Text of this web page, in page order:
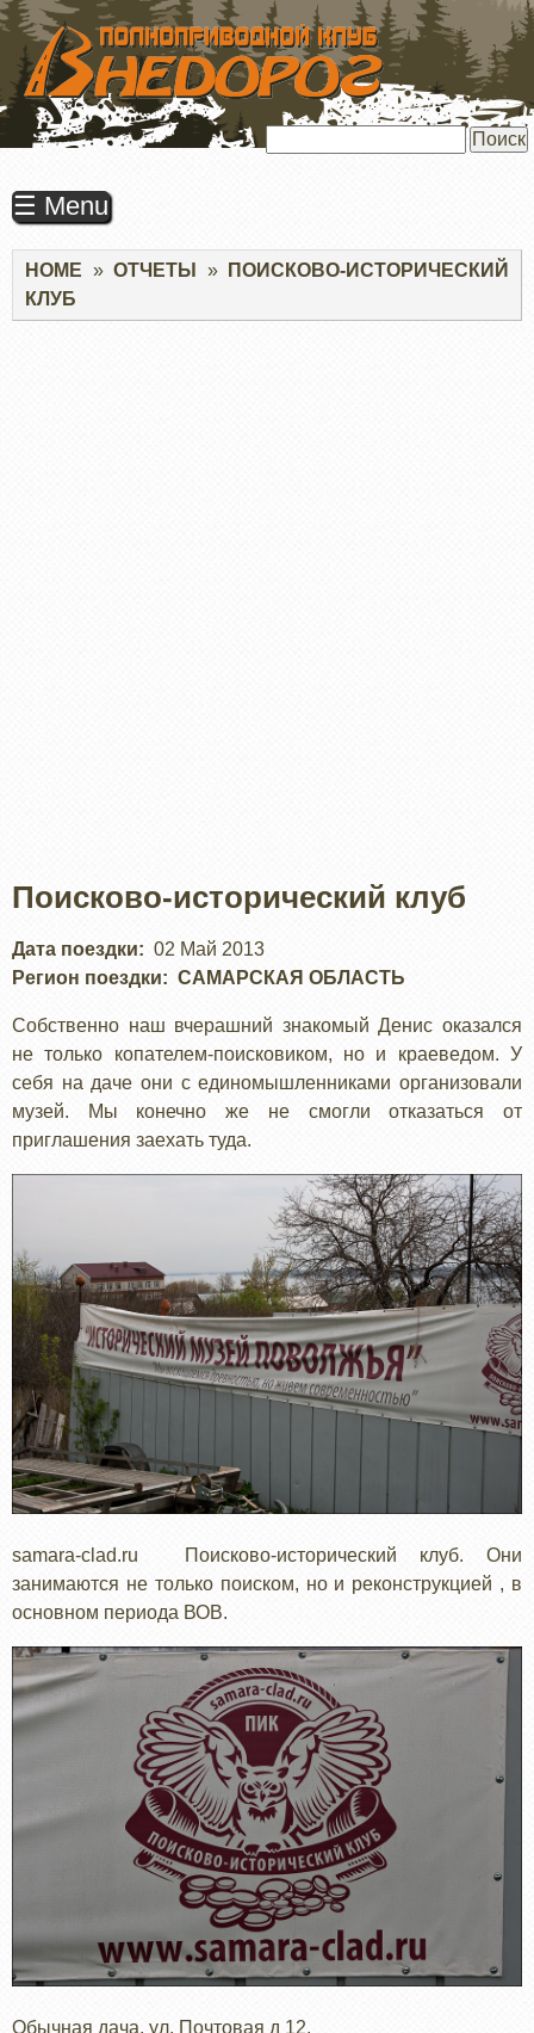
ПЕРЕЙТИ
ОСНОВНОМУ
СОДЕРЖАНИЮ
☰ Menu
Строка
навигации
HOME ОТЧЕТЫ
ПОИСКОВО-ИСТОРИЧЕСКИЙ
КЛУБ
Поисково-исторический клуб
Дата поездки
02 Май 2013
Регион поездки
САМАРСКАЯ ОБЛАСТЬ
Собственно наш вчерашний знакомый Денис оказался
не только копателем-поисковиком, но и краеведом. У
себя на даче они с единомышленниками организовали
музей. Мы конечно же не смогли отказаться от
приглашения заехать туда.
samara-clad.ru Поисково-исторический клуб. Они
занимаются не только поиском, но и реконструкцией , в
основном периода ВОВ.
Обычная дача, ул. Почтовая д 12.